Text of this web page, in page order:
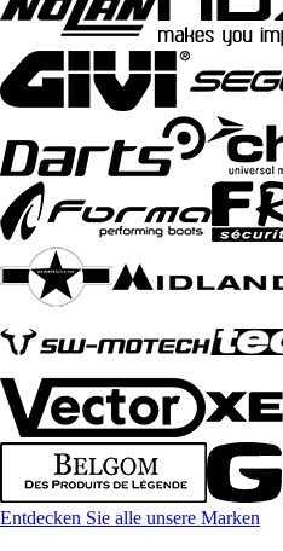
Entdecken Sie alle unsere Marken